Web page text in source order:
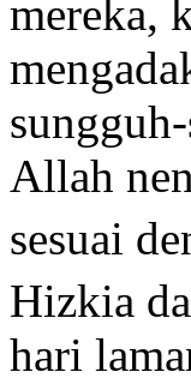
mereka,
Allah
sesuai
Hizkia
hari